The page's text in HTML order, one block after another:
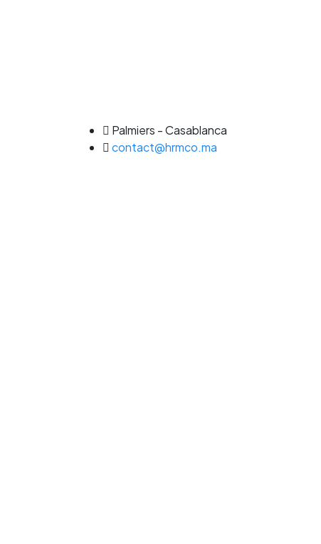
Palmiers - Casablanca
contact@hrmco.ma